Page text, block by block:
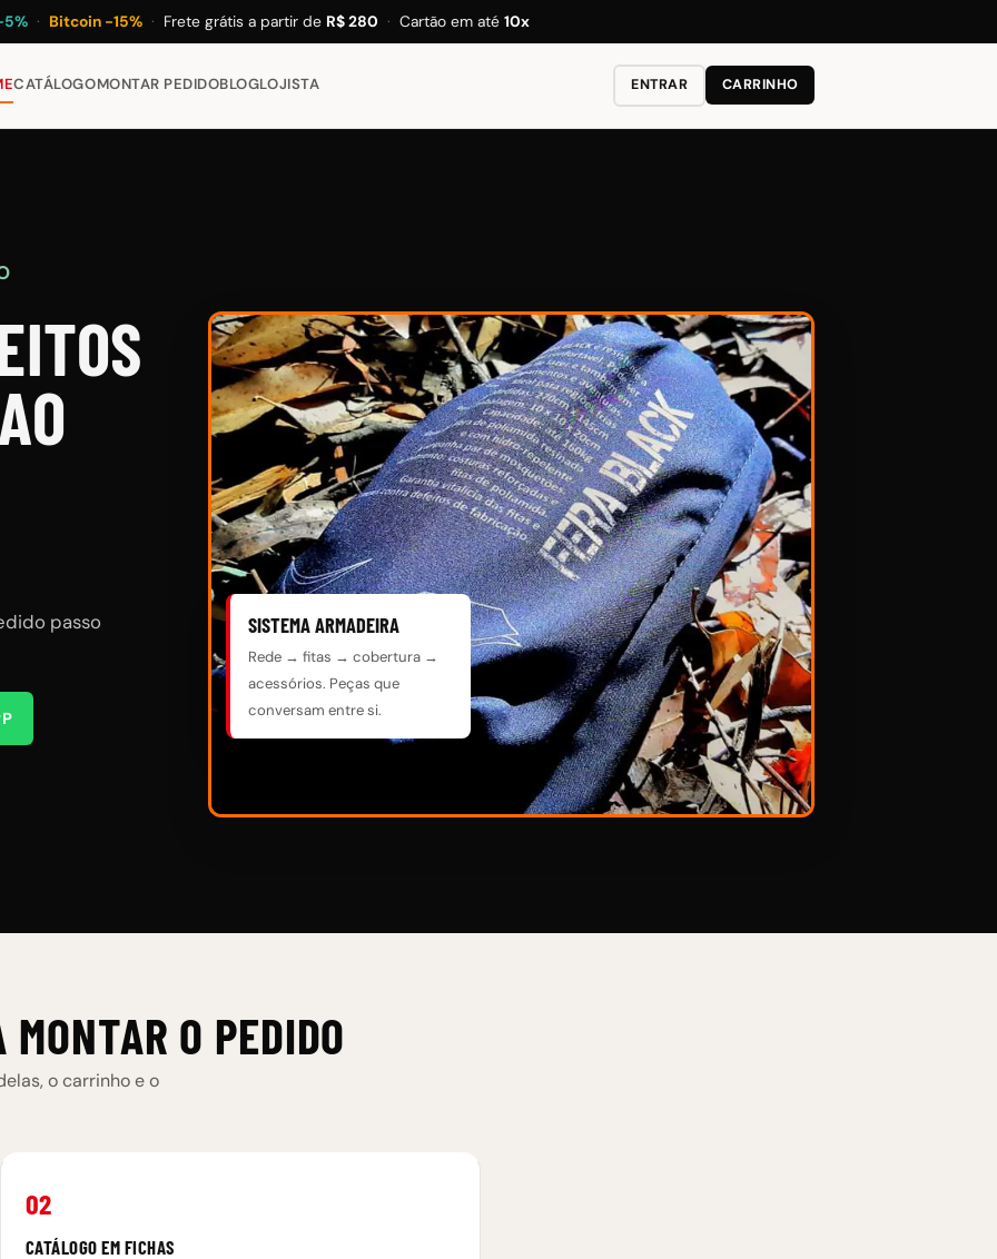
· Bitcoin −15% · Frete grátis a partir de R$ 280 · Cartão em até 10x
CATÁLOGOMONTAR PEDIDOBLOGLOJISTA ENTRAR CARRINHO
passo
SISTEMA ARMADEIRA
Rede → fitas → cobertura →
acessórios. Peças que
conversam entre si.
O PEDIDO
o carrinho e o
02
CATÁLOGO EM FICHAS